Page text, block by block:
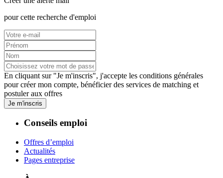
pour cette recherche d'emploi
En cliquant sur "Je m'inscris", j'accepte les conditions générales
pour créer mon compte, bénéficier des services de matching et
postuler aux offres
Je m'inscris
Conseils emploi
Offres d’emploi
Actualités
Pages entreprise